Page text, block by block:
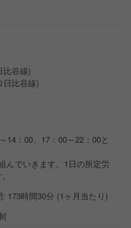
比谷線)
日比谷線)
14：00、17：00～22：00と
んでいきます。1日の所定労
173時間30分 (1ヶ月当たり)